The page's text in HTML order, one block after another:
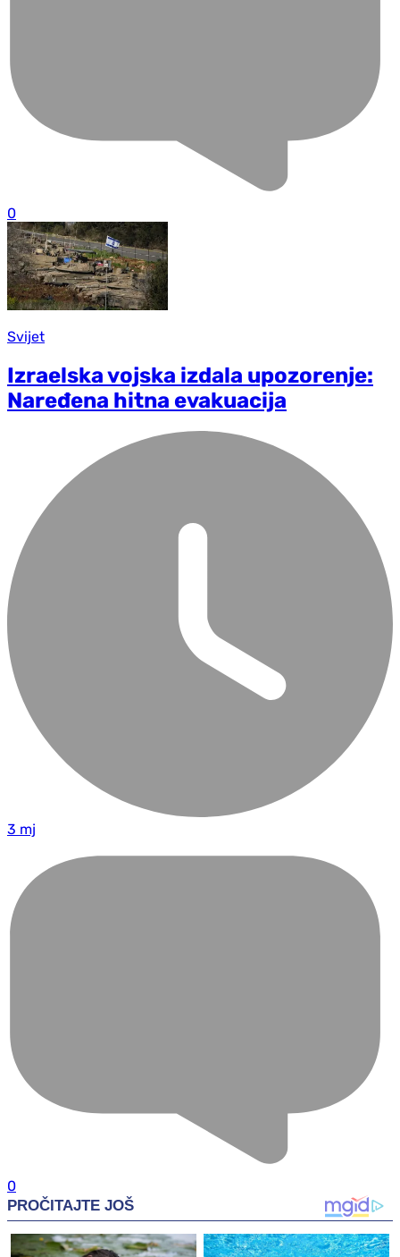
0
Svijet
Izraelska vojska izdala upozorenje:
Naređena hitna evakuacija
3 mj
0